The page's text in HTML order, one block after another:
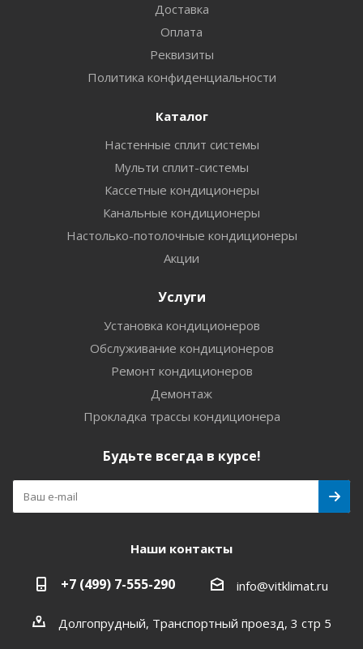
Доставка
Оплата
Реквизиты
Политика конфиденциальности
Каталог
Настенные сплит системы
Мульти сплит-системы
Кассетные кондиционеры
Канальные кондиционеры
Настолько-потолочные кондиционеры
Акции
Услуги
Установка кондиционеров
Обслуживание кондиционеров
Ремонт кондиционеров
Демонтаж
Прокладка трассы кондиционера
Будьте всегда в курсе!
Наши контакты
+7 (499) 7-555-290 info@vitklimat.ru
Долгопрудный, Транспортный проезд, 3 стр 5